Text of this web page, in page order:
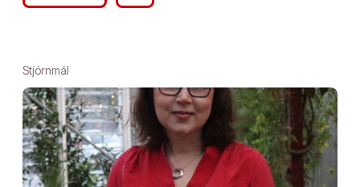
Stjórnmál